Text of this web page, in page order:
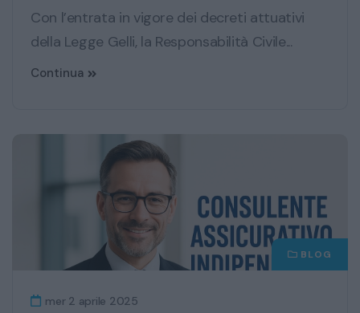
Con l’entrata in vigore dei decreti attuativi
della Legge Gelli, la Responsabilità Civile...
Continua
BLOG
mer 2 aprile 2025